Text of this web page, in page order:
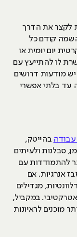
לקצר את הדרך
קודם כל
יום יומית או
לו להתייעץ עם
יש מודעות דרושים
עד בלתי אפשרי
עבודה בהייטק,
סבלנות ולעיתים
להתמודדות עם
אנרגיות. אם
מגדילים
במקביל,
מוכנים לראיונות